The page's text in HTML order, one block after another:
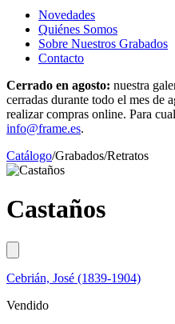
Novedades
Quiénes Somos
Sobre Nuestros Grabados
Contacto
Cerrado en agosto: nuestra
cerradas durante todo el mes de
realizar compras online. Para
info@frame.es.
Catálogo/Grabados/Retratos
Castaños
Cebrián, José (1839-1904)
Vendido